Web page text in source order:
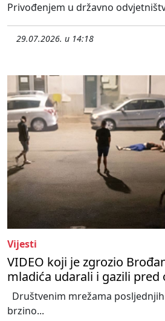
Privođenjem u državno
29.07.2026. u 14:18
Vijesti
VIDEO koji je zgrozio
mladića udarali i gazili
Društvenim mrežama
brzino...